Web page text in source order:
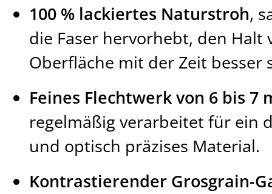
100 % lackiertes Naturstroh,
die Faser hervorhebt, den
Oberfläche mit der Zeit besser
Feines Flechtwerk von 6 bis 7
regelmäßig verarbeitet für ein
und optisch präzises Material.
Kontrastierender Grosgrain-